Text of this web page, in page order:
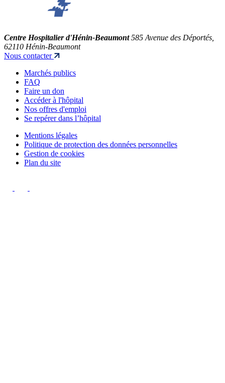
Centre Hospitalier d'Hénin-Beaumont 585 Avenue des Déportés,
62110 Hénin-Beaumont
Nous contacter
Marchés publics
FAQ
Faire un don
Accéder à l'hôpital
Nos offres d'emploi
Se repérer dans l’hôpital
Mentions légales
Politique de protection des données personnelles
Gestion de cookies
Plan du site